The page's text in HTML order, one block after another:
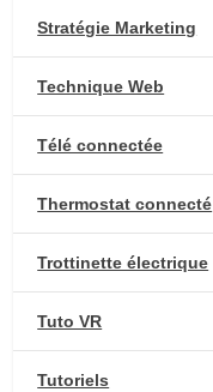
Stratégie Marketing
Technique Web
Télé connectée
Thermostat connecté
Trottinette électrique
Tuto VR
Tutoriels